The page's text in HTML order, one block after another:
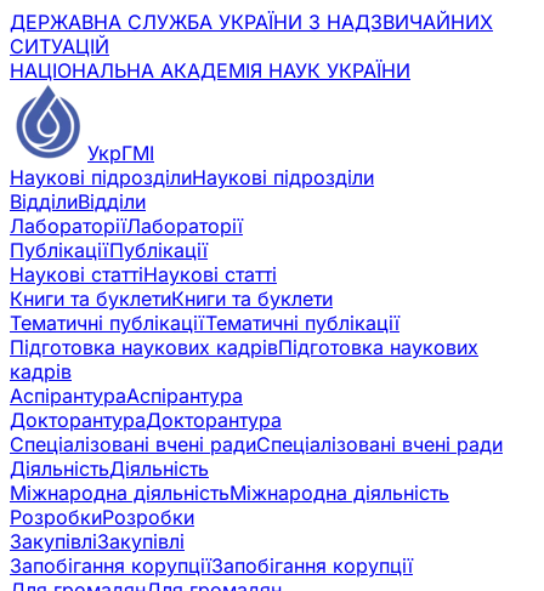
ДЕРЖАВНА СЛУЖБА УКРАЇНИ З НАДЗВИЧАЙНИХ
СИТУАЦІЙ
НАЦІОНАЛЬНА АКАДЕМІЯ НАУК УКРАЇНИ
УкрГМІ
Наукові підрозділиНаукові підрозділи
ВідділиВідділи
ЛабораторіїЛабораторії
ПублікаціїПублікації
Наукові статтіНаукові статті
Книги та буклетиКниги та буклети
Тематичні публікаціїТематичні публікації
Підготовка наукових кадрівПідготовка наукових
кадрів
АспірантураАспірантура
ДокторантураДокторантура
Спеціалізовані вчені радиСпеціалізовані вчені ради
ДіяльністьДіяльність
Міжнародна діяльністьМіжнародна діяльність
РозробкиРозробки
ЗакупівліЗакупівлі
Запобігання корупціїЗапобігання корупції